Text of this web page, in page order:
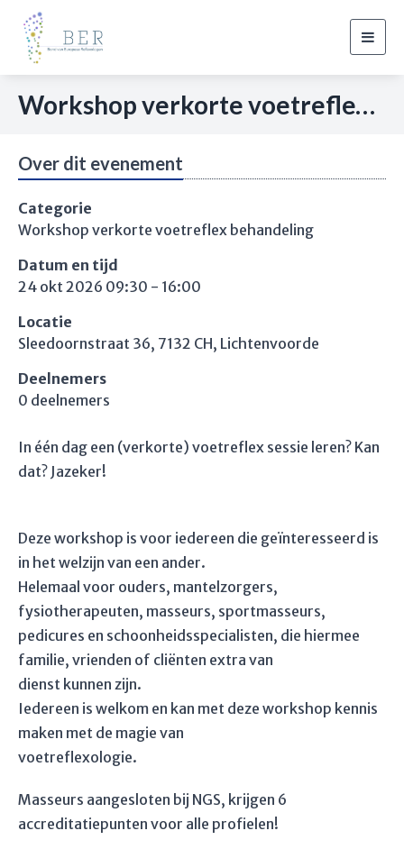
Workshop verkorte voetreflex behandeling Lichtenvoorde
Over dit evenement
Categorie
Workshop verkorte voetreflex behandeling
Datum en tijd
24 okt 2026 09:30 - 16:00
Locatie
Sleedoornstraat 36, 7132 CH, Lichtenvoorde
Deelnemers
0 deelnemers
In één dag een (verkorte) voetreflex sessie leren? Kan
dat? Jazeker!
Deze workshop is voor iedereen die geïnteresseerd is
in het welzijn van een ander.
Helemaal voor ouders, mantelzorgers,
fysiotherapeuten, masseurs, sportmasseurs,
pedicures en schoonheidsspecialisten, die hiermee
familie, vrienden of cliënten extra van
dienst kunnen zijn.
Iedereen is welkom en kan met deze workshop kennis
maken met de magie van
voetreflexologie.
Masseurs aangesloten bij NGS, krijgen 6
accreditatiepunten voor alle profielen!